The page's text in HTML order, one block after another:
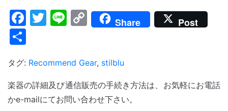
Facebook
Twitter
LineCopy
Link
Share Post
タグ: Recommend Gear, stilblu
楽器の詳細及び通信販売の手続き方法は、お気軽にお電話
かe-mailにてお問い合わせ下さい。